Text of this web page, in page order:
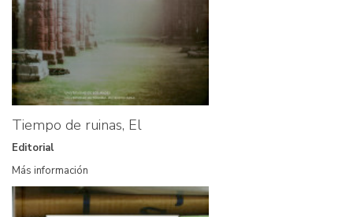
Tiempo de ruinas, El
Editorial
Más información